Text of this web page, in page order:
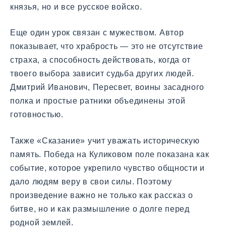
князья, но и все русское войско.
Еще один урок связан с мужеством. Автор
показывает, что храбрость — это не отсутствие
страха, а способность действовать, когда от
твоего выбора зависит судьба других людей.
Дмитрий Иванович, Пересвет, воины засадного
полка и простые ратники объединены этой
готовностью.
Также «Сказание» учит уважать историческую
память. Победа на Куликовом поле показана как
событие, которое укрепило чувство общности и
дало людям веру в свои силы. Поэтому
произведение важно не только как рассказ о
битве, но и как размышление о долге перед
родной землей.